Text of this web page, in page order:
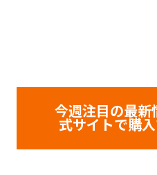
今週注目の最新
式サイトで購